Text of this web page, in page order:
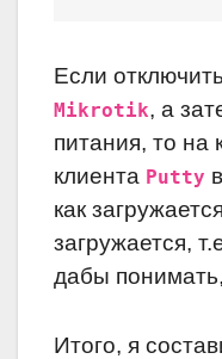
Если
Mikrotik, а
питания, то на
клиента Putty
как
загружается,
дабы
Итого, я